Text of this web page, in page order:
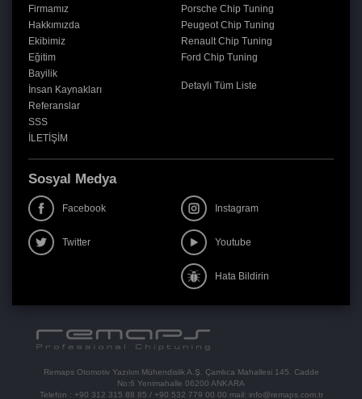
Firmamız
Hakkımızda
Ekibimiz
Eğitim
Bayilik
İnsan Kaynakları
Referanslar
SSS
İLETİŞİM
Porsche Chip Tuning
Peugeot Chip Tuning
Renault Chip Tuning
Ford Chip Tuning
Detaylı Tüm Liste
Sosyal Medya
Facebook Instagram
Twitter Youtube
Hata Bildirin
Remaps Otomotiv Yazılım Mühendislik A.Ş. Çamlıca Mahallesi 145. Cadde
No:6 Yenimahalle 06200 ANKARA
Telefon : +90 312 315 88 85 / +90 532 779 00 00 mail: info@remaps.com.tr